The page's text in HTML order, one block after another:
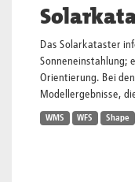
Das Solarkataster
Sonneneinstahlung;
Orientierung. Bei
Modellergebnisse,
WMS WFS Shape